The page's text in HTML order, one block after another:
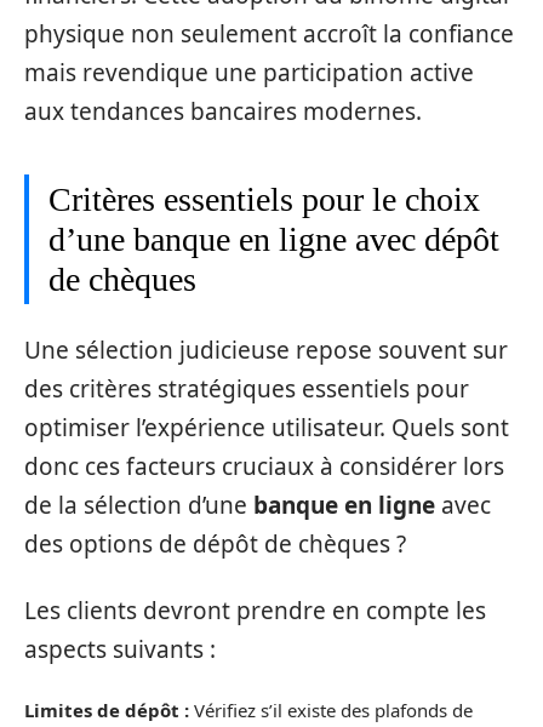
physique non seulement accroît la confiance
mais revendique une participation active
aux tendances bancaires modernes.
Critères essentiels pour le choix
d’une banque en ligne avec dépôt
de chèques
Une sélection judicieuse repose souvent sur
des critères stratégiques essentiels pour
optimiser l’expérience utilisateur. Quels sont
donc ces facteurs cruciaux à considérer lors
de la sélection d’une banque en ligne avec
des options de dépôt de chèques ?
Les clients devront prendre en compte les
aspects suivants :
Limites de dépôt : Vérifiez s’il existe des plafonds de